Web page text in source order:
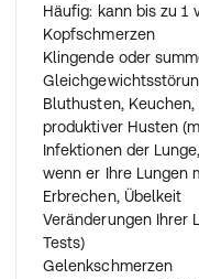
haben, als Sie/Ihr
versehentlich die
sofort Ihren Arzt um
Wenn Sie/Ihr Kind
Wenn Sie/Ihr Kind
anzuwenden, sollten
anwenden, sobald
Sie/Ihr Kind dürfen
Stunden anwenden.
Anweisungen
Häufig: kann bis zu 1
Kopfschmerzen
Klingende oder
Bluthusten,
produktiver Husten
Infektionen der
wenn er Ihre Lungen
Erbrechen, Übelkeit
Veränderungen Ihrer
Tests)
Gelenkschmerzen